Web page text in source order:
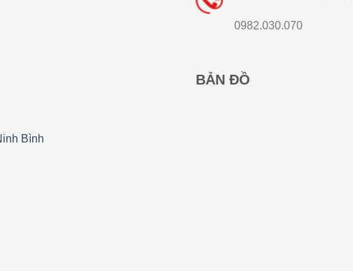
0982.030.070
Bình
BẢN ĐỒ